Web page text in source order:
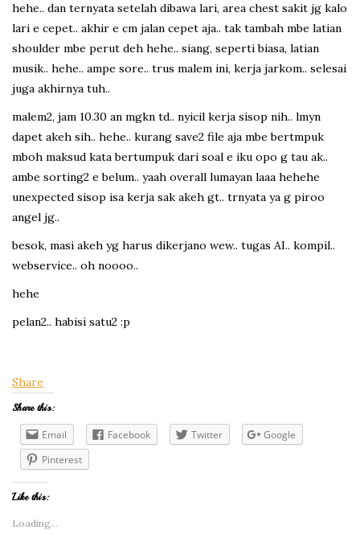
hehe.. dan ternyata setelah dibawa lari, area chest sakit jg kalo
lari e cepet.. akhir e cm jalan cepet aja.. tak tambah mbe latian
shoulder mbe perut deh hehe.. siang, seperti biasa, latian
musik.. hehe.. ampe sore.. trus malem ini, kerja jarkom.. selesai
juga akhirnya tuh..
malem2, jam 10.30 an mgkn td.. nyicil kerja sisop nih.. lmyn
dapet akeh sih.. hehe.. kurang save2 file aja mbe bertmpuk
mboh maksud kata bertumpuk dari soal e iku opo g tau ak..
ambe sorting2 e belum.. yaah overall lumayan laaa hehehe
unexpected sisop isa kerja sak akeh gt.. trnyata ya g piroo
angel jg..
besok, masi akeh yg harus dikerjano wew.. tugas AI.. kompil..
webservice.. oh noooo..
hehe
pelan2.. habisi satu2 :p
Share
Share this:
Email Facebook Twitter
Google
Pinterest
Like this:
Loading...